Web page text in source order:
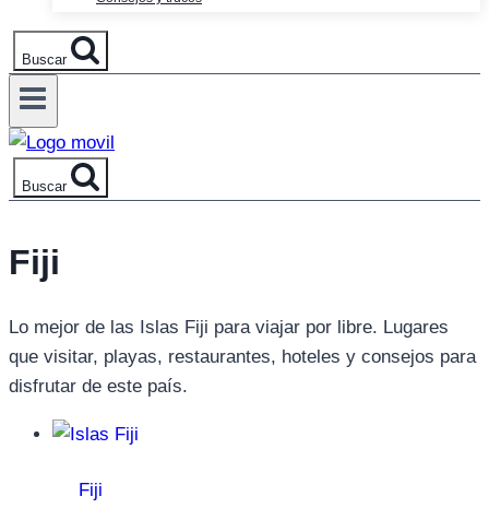
Buscar
Buscar
Fiji
Lo mejor de las Islas Fiji para viajar por libre. Lugares
que visitar, playas, restaurantes, hoteles y consejos para
disfrutar de este país.
Fiji